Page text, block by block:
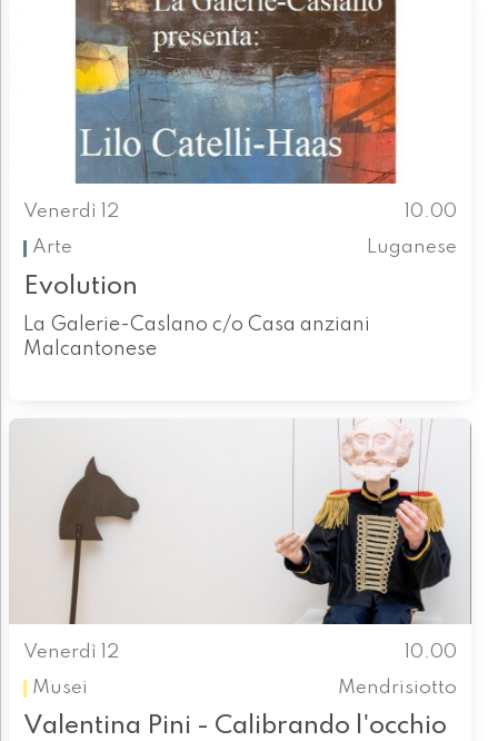
Venerdì 12
10.00
Arte
Luganese
Evolution
La Galerie-Caslano c/o Casa anziani
Malcantonese
Venerdì 12
10.00
Musei
Mendrisiotto
Valentina Pini - Calibrando l'occhio